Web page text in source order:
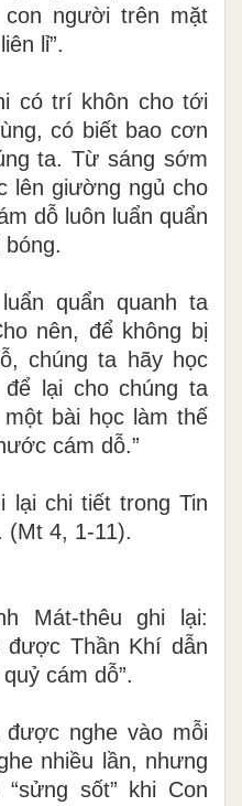
người trên mặt
lỉ”.
có trí khôn cho tới
có biết bao cơn
ta. Từ sáng sớm
lên giường ngủ cho
dỗ luôn luẩn quẩn
quẩn quanh ta
nên, để không bị
chúng ta hãy học
lại cho chúng ta
bài học làm thế
cám dỗ.”
lại chi tiết trong Tin
(Mt 4, 1-11).
Mát-thêu ghi lại:
được Thần Khí dẫn
cám dỗ”.
nghe vào mỗi
nhiều lần, nhưng
sốt” khi Con